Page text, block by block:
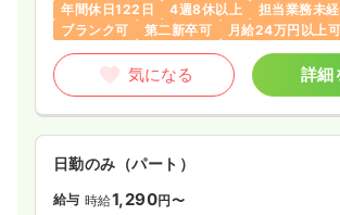
年間休日122日
4週8休以上
担当業務未
ブランク可
第二新卒可 月給24万円以上可
気になる 詳細
日勤のみ（パート）
給与 時給1,290円〜